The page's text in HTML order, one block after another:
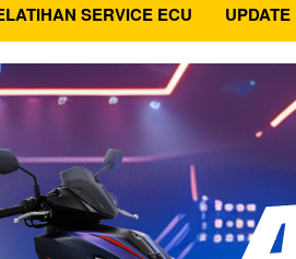
SERVICE ECU UPDATE